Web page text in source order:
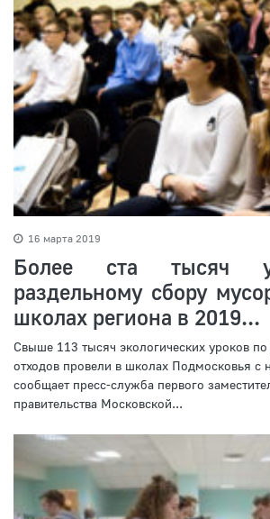
16 марта 2019
Более ста тысяч
раздельному сбору
школах региона в 2019...
Свыше 113 тысяч экологических уроков
отходов провели в школах Подмосковья с
сообщает пресс-служба первого
правительства Московской...